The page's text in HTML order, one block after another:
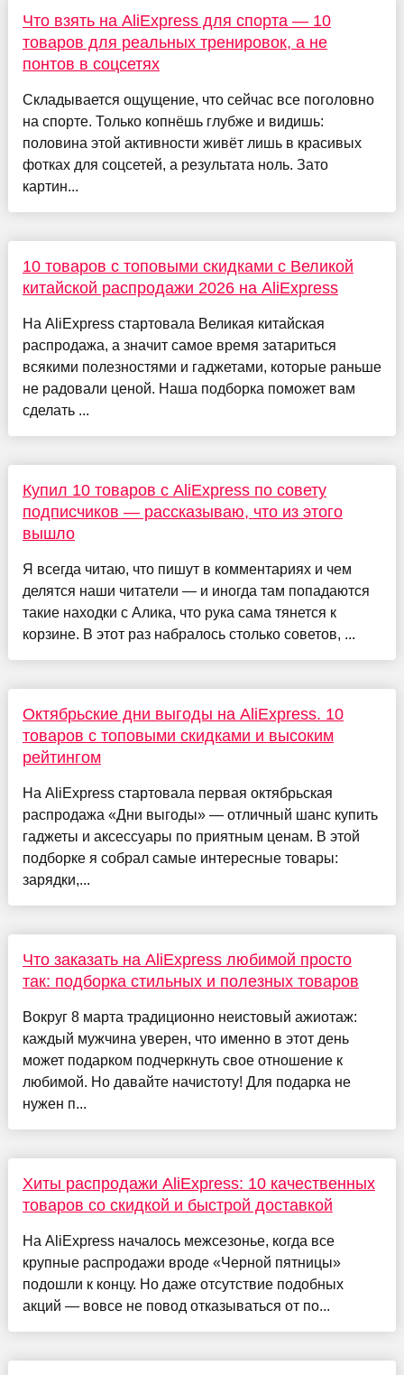
Что взять на AliExpress для спорта — 10
товаров для реальных тренировок, а не
понтов в соцсетях
Складывается ощущение, что сейчас все поголовно
на спорте. Только копнёшь глубже и видишь:
половина этой активности живёт лишь в красивых
фотках для соцсетей, а результата ноль. Зато
картин...
10 товаров с топовыми скидками с Великой
китайской распродажи 2026 на AliExpress
На AliExpress стартовала Великая китайская
распродажа, а значит самое время затариться
всякими полезностями и гаджетами, которые раньше
не радовали ценой. Наша подборка поможет вам
сделать ...
Купил 10 товаров с AliExpress по совету
подписчиков — рассказываю, что из этого
вышло
Я всегда читаю, что пишут в комментариях и чем
делятся наши читатели — и иногда там попадаются
такие находки с Алика, что рука сама тянется к
корзине. В этот раз набралось столько советов, ...
Октябрьские дни выгоды на AliExpress. 10
товаров с топовыми скидками и высоким
рейтингом
На AliExpress стартовала первая октябрьская
распродажа «Дни выгоды» — отличный шанс купить
гаджеты и аксессуары по приятным ценам. В этой
подборке я собрал самые интересные товары:
зарядки,...
Что заказать на AliExpress любимой просто
так: подборка стильных и полезных товаров
Вокруг 8 марта традиционно неистовый ажиотаж:
каждый мужчина уверен, что именно в этот день
может подарком подчеркнуть свое отношение к
любимой. Но давайте начистоту! Для подарка не
нужен п...
Хиты распродажи AliExpress: 10 качественных
товаров со скидкой и быстрой доставкой
На AliExpress началось межсезонье, когда все
крупные распродажи вроде «Черной пятницы»
подошли к концу. Но даже отсутствие подобных
акций — вовсе не повод отказываться от по...